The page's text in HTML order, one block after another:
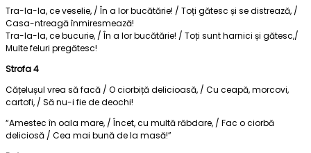
Tra-la-la, ce veselie, / În a lor bucătărie! / Toți gătesc și se distrează, /
Casa-ntreagă înmiresmează!
Tra-la-la, ce bucurie, / În a lor bucătărie! / Toți sunt harnici și gătesc,/
Multe feluri pregătesc!
Strofa 4
Cățelușul vrea să facă / O ciorbiță delicioasă, / Cu ceapă, morcovi,
cartofi, / Să nu-i fie de deochi!
“Amestec în oala mare, / Încet, cu multă răbdare, / Fac o ciorbă
deliciosă / Cea mai bună de la masă!”